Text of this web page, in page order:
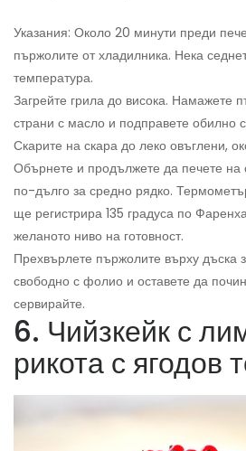
Указания: Около 20 минути преди
пържолите от хладилника. Нека
температура.
Загрейте грила до висока. Намажете
страни с масло и подправете обилно
Скарите на скара до леко овъглени,
Обърнете и продължете да печете на
по-дълго за средно рядко.
ще регистрира 135 градуса по
желаното ниво на готовност.
Прехвърлете пържолите върху дъска
свободно с фолио и оставете да
сервирайте.
6. Чийзкейк с
рикота с ягодов